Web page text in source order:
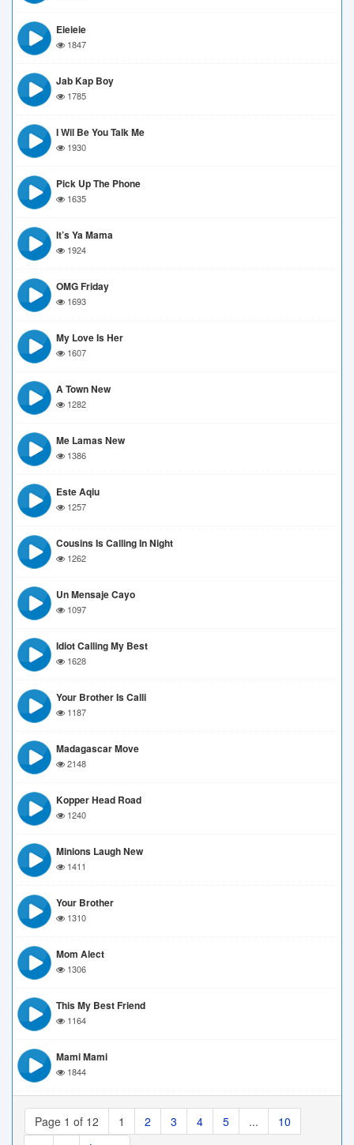
Eieieie
1847
Jab Kap Boy
1785
I Wil Be You Talk Me
1930
Pick Up The Phone
1635
It’s Ya Mama
1924
OMG Friday
1693
My Love Is Her
1607
A Town New
1282
Me Lamas New
1386
Este Aqiu
1257
Cousins Is Calling In Night
1262
Un Mensaje Cayo
1097
Idiot Calling My Best
1628
Your Brother Is Calli
1187
Madagascar Move
2148
Kopper Head Road
1240
Minions Laugh New
1411
Your Brother
1310
Mom Alect
1306
This My Best Friend
1164
Mami Mami
1844
Page 1 of 12 1 2 3 4 5 ...
10